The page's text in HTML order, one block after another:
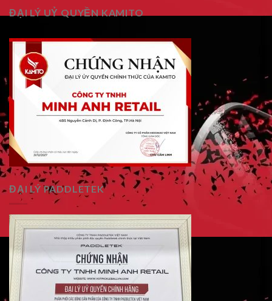
ĐẠI LÝ UỶ QUYỀN KAMITO
ĐẠI LÝ PADDLETEK